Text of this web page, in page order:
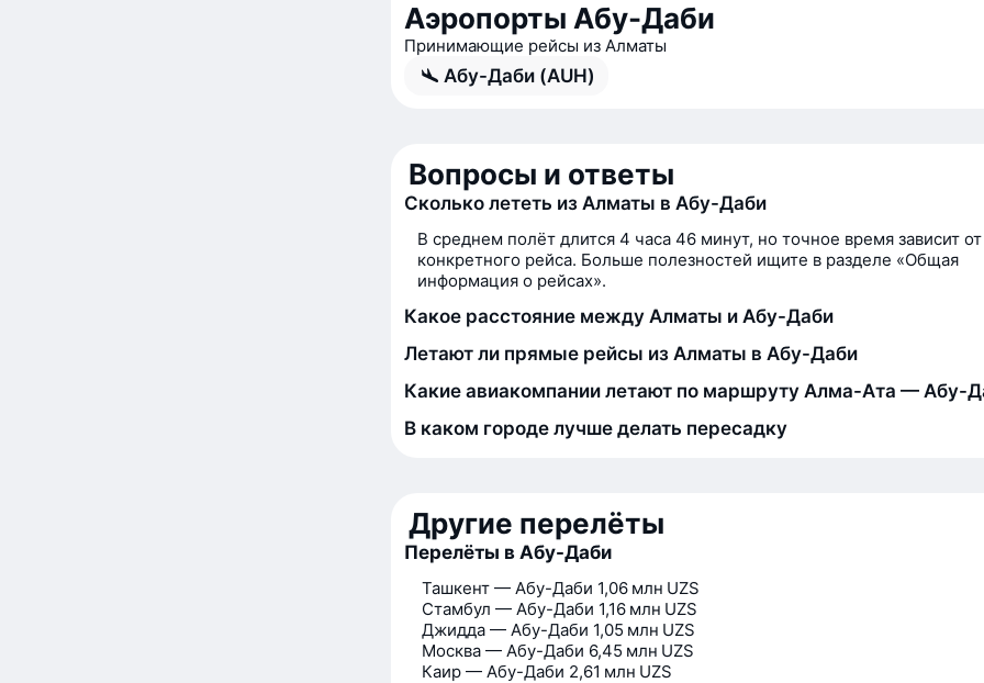
Аэропорты Абу-Даби
Принимающие рейсы из Алматы
Абу-Даби (AUH)
Вопросы и ответы
Сколько лететь из Алматы в Абу-Даби
В среднем полёт длится 4 часа 46 минут, но точное время зависит от
конкретного рейса. Больше полезностей ищите в разделе «Общая
информация о рейсах».
Какое расстояние между Алматы и Абу-Даби
Летают ли прямые рейсы из Алматы в Абу-Даби
Какие авиакомпании летают по маршруту Алма-Ата — Абу-
В каком городе лучше делать пересадку
Другие перелёты
Перелёты в Абу-Даби
Ташкент — Абу-Даби 1,06 млн UZS
Стамбул — Абу-Даби 1,16 млн UZS
Джидда — Абу-Даби 1,05 млн UZS
Москва — Абу-Даби 6,45 млн UZS
Каир — Абу-Даби 2,61 млн UZS